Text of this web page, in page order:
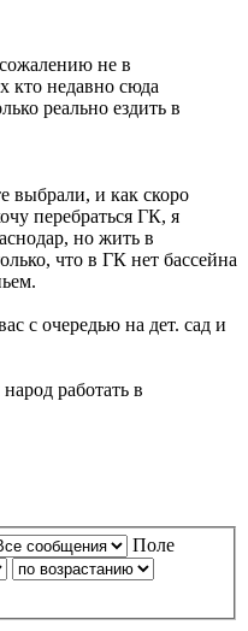
не в
кто недавно сюда
реально ездить в
выбрали, и как скоро
перебраться ГК, я
но жить в
что в ГК нет бассейна
с очередью на дет. сад и
работать в
Поле